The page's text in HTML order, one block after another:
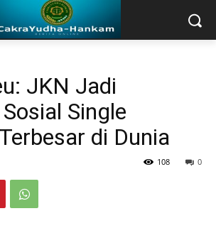
JKN Jadi
Single
di Dunia
0
108